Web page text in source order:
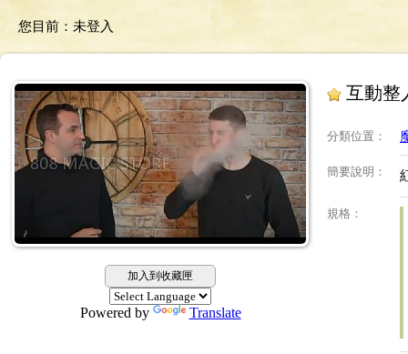
您目前： 未登入
加入到收藏匣
Powered by Translate
互動整
分類位置 ：
簡要說明 ：
規格 ：